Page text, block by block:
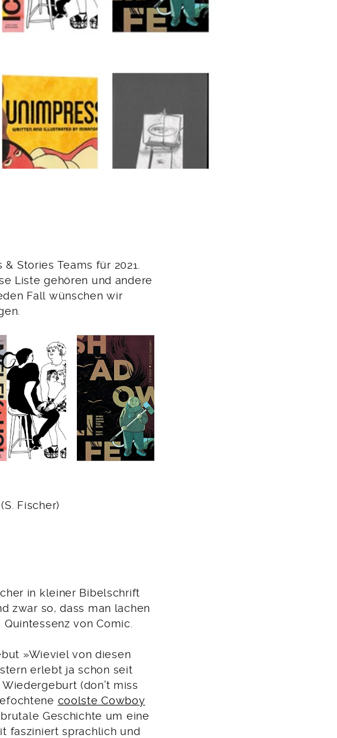
Stories Teams für 2021.
Liste gehören und andere
Fall wünschen wir
Fischer)
in kleiner Bibelschrift
zwar so, dass man lachen
von Comic.
»Wieviel von diesen
erlebt ja schon seit
(don’t miss
coolste Cowboy
Geschichte um eine
fasziniert sprachlich und